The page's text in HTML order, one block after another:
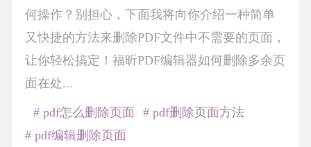
何操作？别担心，下面我将向你介绍一种简单
又快捷的方法来删除PDF文件中不需要的页面，
让你轻松搞定！福昕PDF编辑器如何删除多余页
面在处...
# pdf怎么删除页面
# pdf删除页面方法
# pdf编辑删除页面